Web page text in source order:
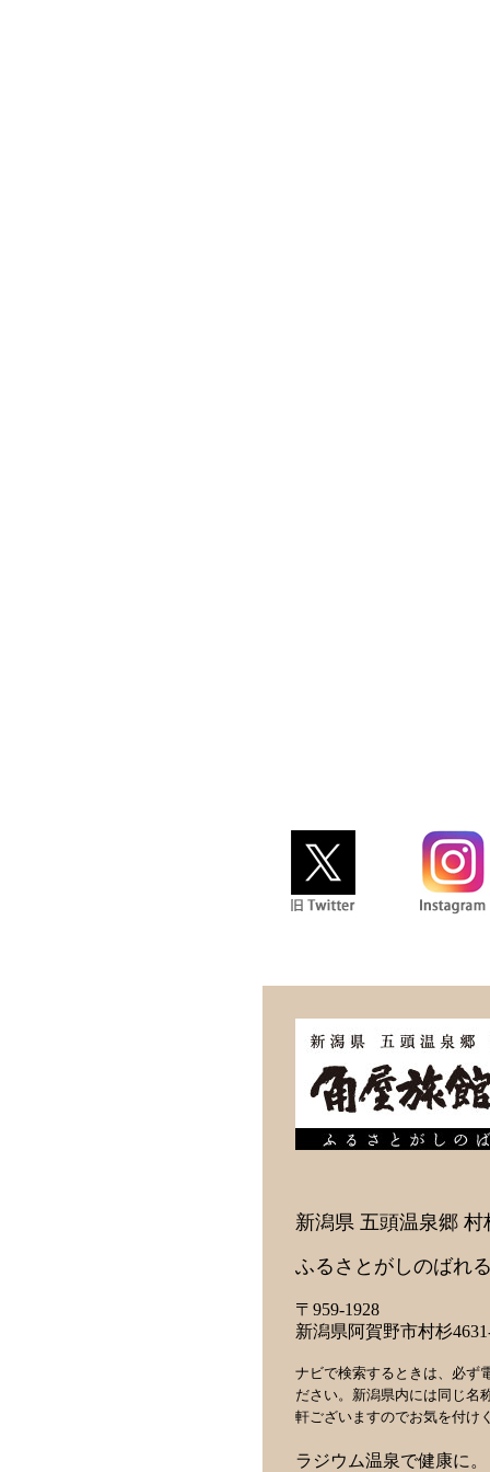
新潟県 五頭温泉郷 村
ふるさとがしのばれ
〒959-1928
新潟県阿賀野市村杉
ナビで検索するときは、必ず
ださい。新潟県内には同じ名
軒ございますのでお気を付け
ラジウム温泉で健康に